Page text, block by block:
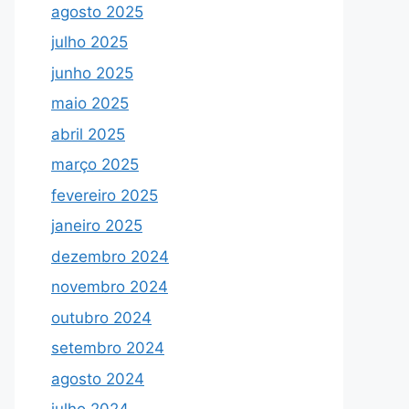
agosto 2025
julho 2025
junho 2025
maio 2025
abril 2025
março 2025
fevereiro 2025
janeiro 2025
dezembro 2024
novembro 2024
outubro 2024
setembro 2024
agosto 2024